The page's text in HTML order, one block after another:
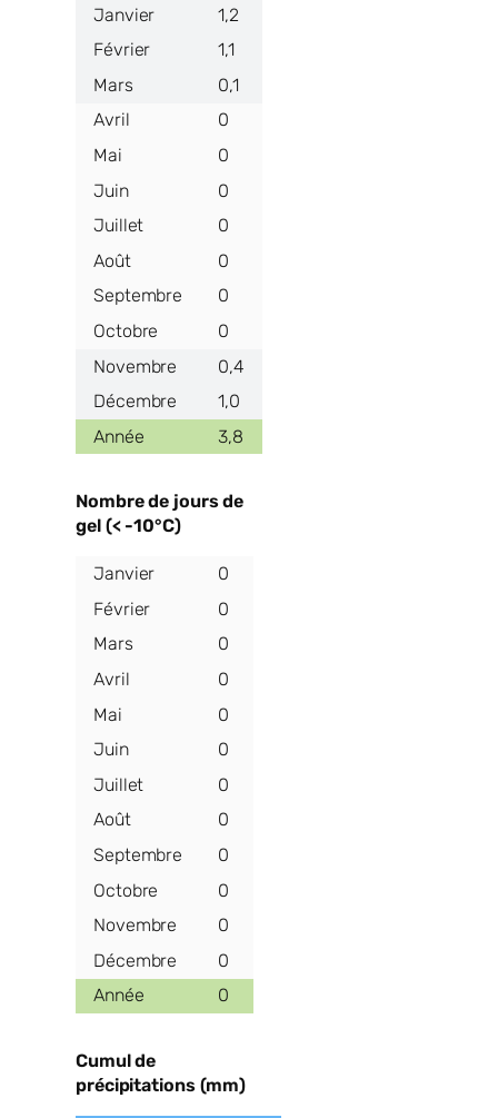
1,2
1,1
0,1
0
0
0
0
0
0
0
0,4
1,0
3,8
Nombre de jours de
gel (< -10°C)
0
0
0
0
0
0
0
0
0
0
0
0
0
Cumul de
précipitations (mm)